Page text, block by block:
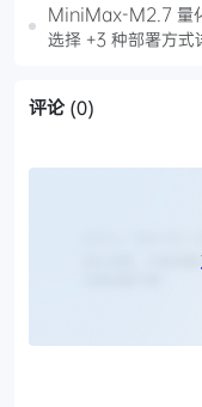
MiniMax-M2.7 量
选择 +3 种部署方式
评论 (0)